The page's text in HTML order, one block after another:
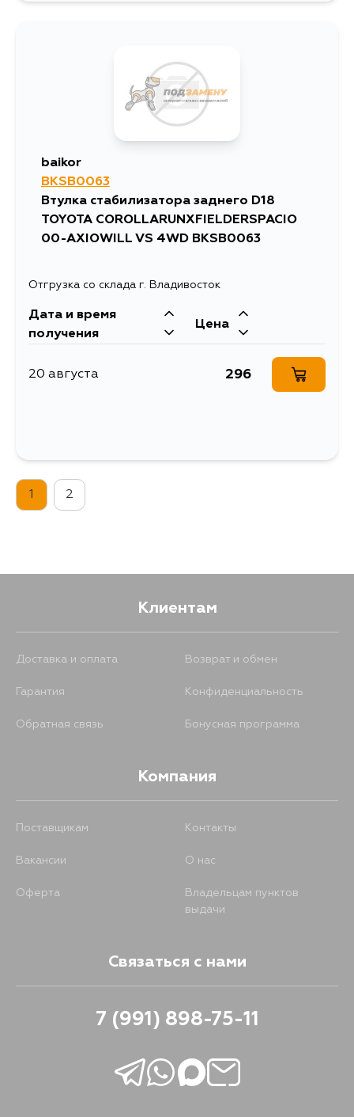
baikor
BKSB0063
Втулка стабилизатора заднего D18
TOYOTA COROLLARUNXFIELDERSPACIO
00-AXIOWILL VS 4WD BKSB0063
Отгрузка со склада г. Владивосток
Дата и время
получения
Цена
20 августа 296
1 2
Клиентам
Доставка и оплата Возврат и обмен
Гарантия Конфиденциальность
Обратная связь Бонусная программа
Компания
Поставщикам Контакты
Вакансии О нас
Оферта
Владельцам пунктов
выдачи
Связаться с нами
7 (991) 898-75-11